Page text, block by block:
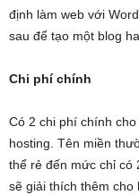
định làm web với
sau để tạo một blog
Chi phí chính
Có 2 chi phí chính
hosting. Tên miền
thể rẻ đến mức chỉ có
sẽ giải thích thêm